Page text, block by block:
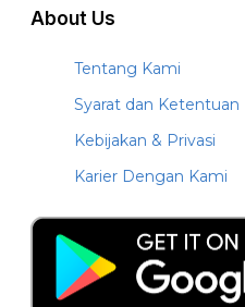
About Us
Tentang Kami
Syarat dan Ketentuan
Kebijakan & Privasi
Karier Dengan Kami